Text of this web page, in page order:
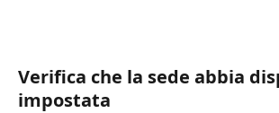
Verifica che la sede abbia
impostata